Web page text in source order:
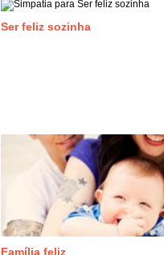
Ser feliz sozinha
Família feliz